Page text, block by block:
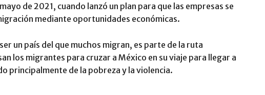
de 2021, cuando lanzó un plan para que las empresas se
mediante oportunidades económicas.
un país del que muchos migran, es parte de la ruta
los migrantes para cruzar a México en su viaje para llegar a
principalmente de la pobreza y la violencia.